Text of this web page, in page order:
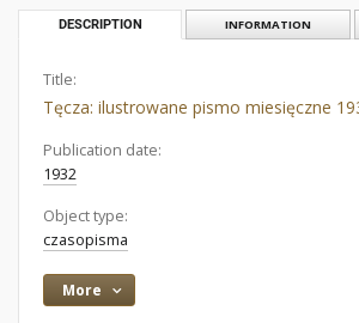
DESCRIPTION INFORMATION
Title:
Tęcza: ilustrowane pismo miesięczne
Publication date:
1932
Object type:
czasopisma
More